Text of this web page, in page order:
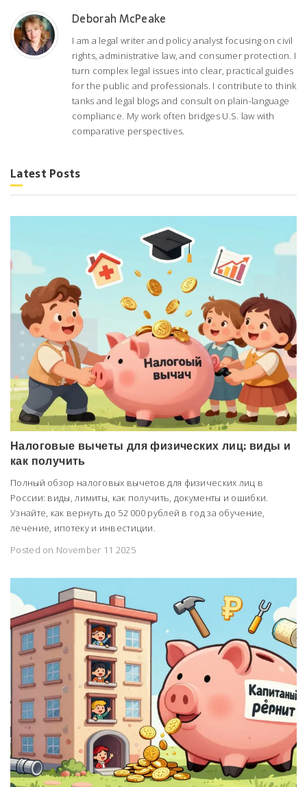
Deborah McPeake
I am a legal writer and policy analyst focusing on civil
rights, administrative law, and consumer protection. I
turn complex legal issues into clear, practical guides
for the public and professionals. I contribute to think
tanks and legal blogs and consult on plain-language
compliance. My work often bridges U.S. law with
comparative perspectives.
Latest Posts
Налоговые вычеты для физических лиц: виды и
как получить
Полный обзор налоговых вычетов для физических лиц в
России: виды, лимиты, как получить, документы и ошибки.
Узнайте, как вернуть до 52 000 рублей в год за обучение,
лечение, ипотеку и инвестиции.
Posted on November 11 2025